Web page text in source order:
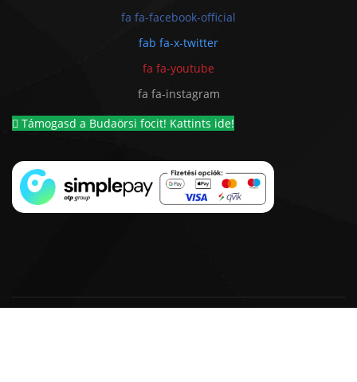
fa fa-facebook-official
fab fa-x-twitter
fa fa-youtube
fa fa-instagram
Támogasd a Budaörsi focit! Kattints ide!